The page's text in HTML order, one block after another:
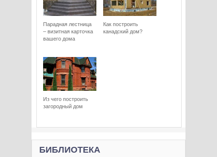
Парадная лестница
– визитная карточка
вашего дома
Как построить
канадский дом?
Из чего построить
загородный дом
БИБЛИОТЕКА